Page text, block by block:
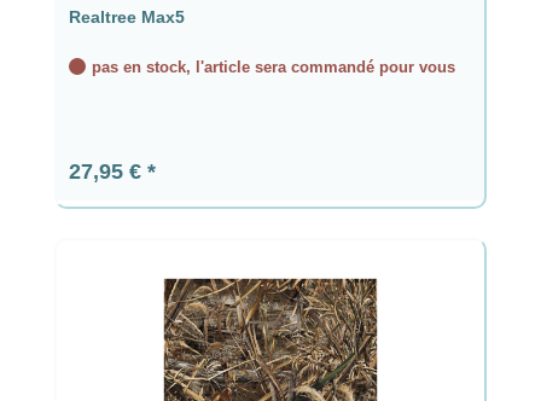
Realtree Max5
pas en stock, l'article sera commandé pour vous
Prix régulier :
27,95 €